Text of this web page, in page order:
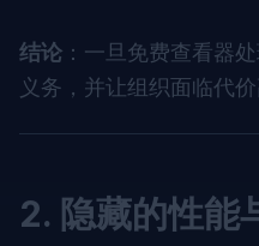
结论 ：一旦免费查看器
义务，并让组织面临代
2. 隐藏的性能